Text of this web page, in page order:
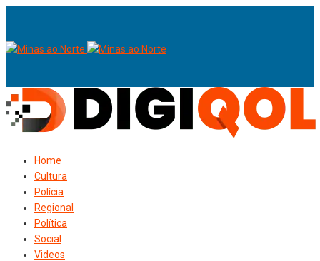
Home
Cultura
Polícia
Regional
Política
Social
Videos